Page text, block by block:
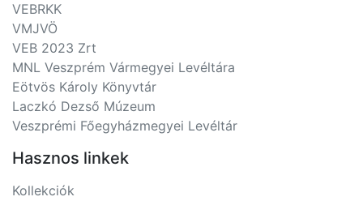
VEBRKK
VMJVÖ
VEB 2023 Zrt
MNL Veszprém Vármegyei Levéltára
Eötvös Károly Könyvtár
Laczkó Dezső Múzeum
Veszprémi Főegyházmegyei Levéltár
Hasznos linkek
Kollekciók